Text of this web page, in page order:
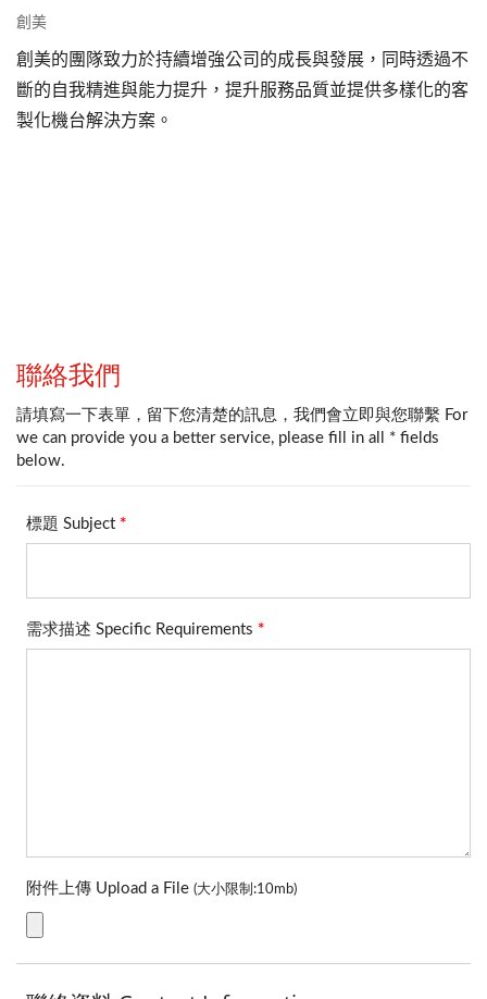
創美
創美的團隊致力於持續增強公司的成長與發展，同時透過不
斷的自我精進與能力提升，提升服務品質並提供多樣化的客
製化機台解決方案。